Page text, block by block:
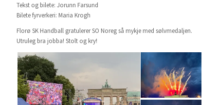
Tekst og bilete: Jorunn Farsund
Bilete fyrverkeri: Maria Krogh
Florø SK Handball gratulerer SO Noreg så mykje med sølvmedaljen.
Utruleg bra jobba! Stolt og kry!